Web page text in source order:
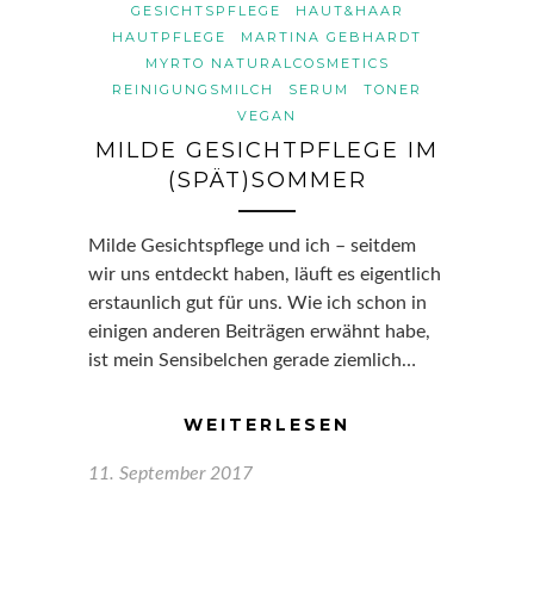
GESICHTSPFLEGE
HAUT&HAAR
HAUTPFLEGE
MARTINA GEBHARDT
MYRTO NATURALCOSMETICS
REINIGUNGSMILCH
SERUM
TONER
VEGAN
MILDE GESICHTPFLEGE IM
(SPÄT)SOMMER
Milde Gesichtspflege und ich – seitdem
wir uns entdeckt haben, läuft es eigentlich
erstaunlich gut für uns. Wie ich schon in
einigen anderen Beiträgen erwähnt habe,
ist mein Sensibelchen gerade ziemlich…
WEITERLESEN
11. September 2017